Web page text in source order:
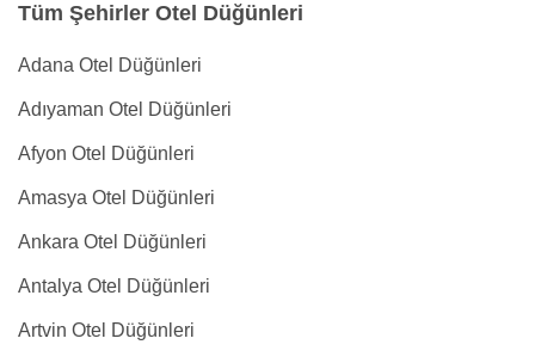
Tüm Şehirler Otel Düğünleri
Adana Otel Düğünleri
Adıyaman Otel Düğünleri
Afyon Otel Düğünleri
Amasya Otel Düğünleri
Ankara Otel Düğünleri
Antalya Otel Düğünleri
Artvin Otel Düğünleri